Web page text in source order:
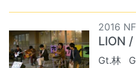
2016
LION /
Gt.林